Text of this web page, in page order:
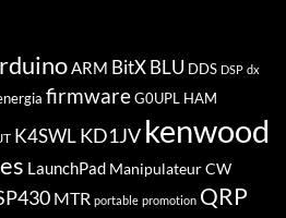
ARM BitX BLU DDS DSP dx
firmwareG0UPL HAM
K4SWL KD1JV kenwood
LaunchPad Manipulateur CW
MTR portable promotion QRP